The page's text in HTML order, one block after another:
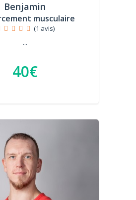
Benjamin
musculaire
(1 avis)
...
40€